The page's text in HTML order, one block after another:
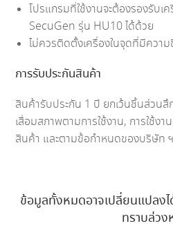
โปรแกรมที่ใช้งานจะต้องรองรับ
SecuGen รุ่น HU10 ได้ด้วย
ไม่ควรติดตั้งเครื่องในจุดที่มีควา
การรับประกันสินค้า
สินค้ารับประกัน 1 ปี ยกเว้นชิ้นส่วน
เสื่อมสภาพตามการใช้งาน, การใช้ง
สินค้า และตามข้อกำหนดของบริษัท ฯ
ข้อมูลทั้งหมดอาจเปลี่ยนแปลงไ
ทราบล่วง